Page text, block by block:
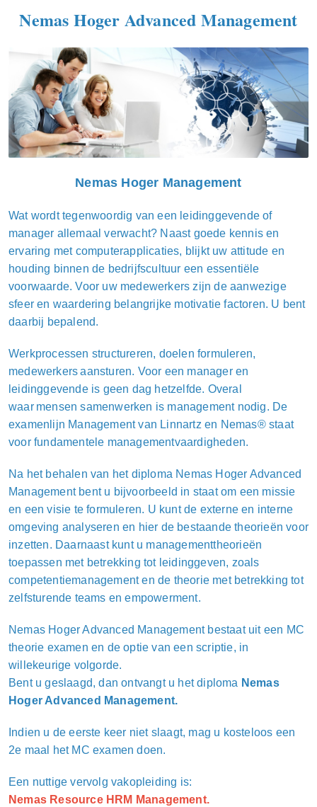
Nemas Hoger Advanced Management
Nemas Hoger Management
Wat wordt tegenwoordig van een leidinggevende of
manager allemaal verwacht? Naast goede kennis en
ervaring met computerapplicaties, blijkt uw attitude en
houding binnen de bedrijfscultuur een essentiële
voorwaarde. Voor uw medewerkers zijn de aanwezige
sfeer en waardering belangrijke motivatie factoren. U bent
daarbij bepalend.
Werkprocessen structureren, doelen formuleren,
medewerkers aansturen. Voor een manager en
leidinggevende is geen dag hetzelfde. Overal
waar mensen samenwerken is management nodig. De
examenlijn Management van Linnartz en Nemas® staat
voor fundamentele managementvaardigheden.
Na het behalen van het diploma Nemas Hoger Advanced
Management bent u bijvoorbeeld in staat om een missie
en een visie te formuleren. U kunt de externe en interne
omgeving analyseren en hier de bestaande theorieën voor
inzetten. Daarnaast kunt u managementtheorieën
toepassen met betrekking tot leidinggeven, zoals
competentiemanagement en de theorie met betrekking tot
zelfsturende teams en empowerment.
Nemas Hoger Advanced Management bestaat uit een MC
theorie examen en de optie van een scriptie, in
willekeurige volgorde.
Bent u geslaagd, dan ontvangt u het diploma Nemas
Hoger Advanced Management.
Indien u de eerste keer niet slaagt, mag u kosteloos een
2e maal het MC examen doen.
Een nuttige vervolg vakopleiding is:
Nemas Resource HRM Management.